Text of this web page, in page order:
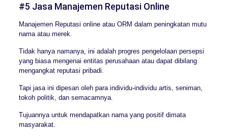
#5 Jasa Manajemen Reputasi Online
Manajemen Reputasi online atau ORM dalam peningkatan mutu
nama atau merek.
Tidak hanya namanya, ini adalah progres pengelolaan persepsi
yang biasa mengenai entitas perusahaan atau dapat dibilang
mengangkat reputasi pribadi.
Tapi jasa ini dipesan oleh para individu-individu artis, seniman,
tokoh politik, dan semacamnya.
Tujuannya untuk mendapatkan nama yang positif dimata
masyarakat.